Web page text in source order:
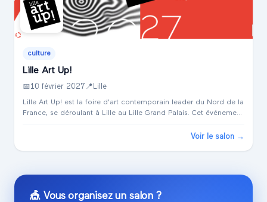
culture
Lille Art Up!
📅10 février 2027 📍 Lille
Lille Art Up! est la foire d'art contemporain leader du Nord de la
France, se déroulant à Lille au Lille Grand Palais. Cet événement
Voir le salon →
🎪 Vous organisez un salon ?